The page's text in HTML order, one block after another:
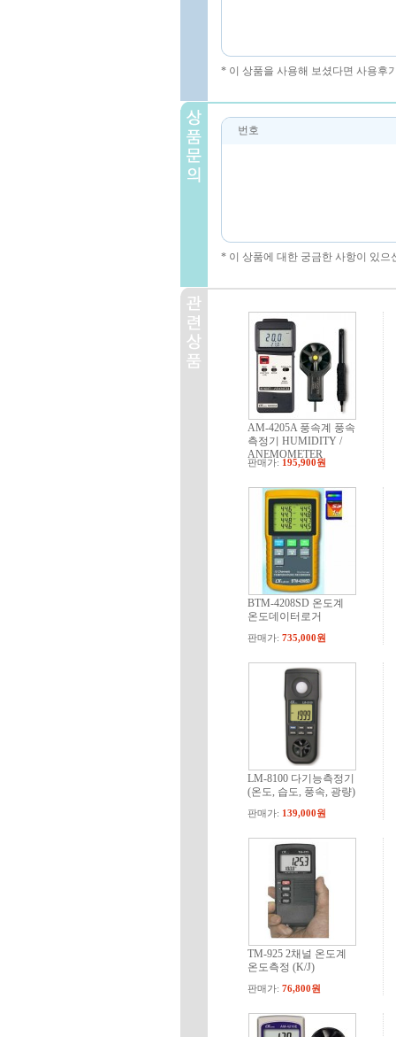
* 이 상품을 사용해 보셨다면 사용후
번호
* 이 상품에 대한 궁금한 사항이 있
AM-4205A 풍속계 풍속
측정기 HUMIDITY /
ANEMOMETER
판매가: 195,900원
BTM-4208SD 온도계
온도데이터로거
판매가:735,000원
LM-8100 다기능측정기
(온도, 습도, 풍속, 광량)
판매가: 139,000원
TM-925 2채널 온도계
온도측정 (K/J)
판매가:76,800원